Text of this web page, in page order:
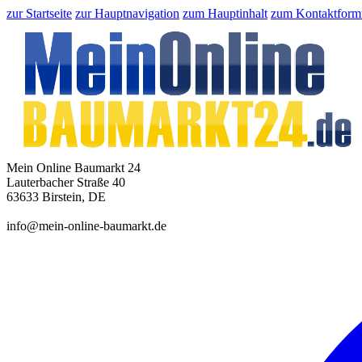
zur Startseite zur Hauptnavigation zum Hauptinhalt zum
Mein Online Baumarkt 24
Lauterbacher Straße 40
63633 Birstein, DE
info@mein-online-baumarkt.de